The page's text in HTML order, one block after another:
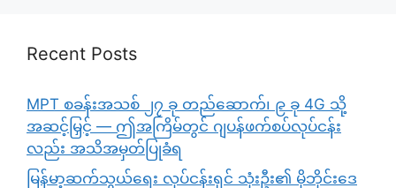
Recent Posts
MPT စခန်းအသစ် ၂၇ ခု တည်ဆောက်၊ ၉ ခု 4G သို့
အဆင့်မြှင့် — ဤအကြိမ်တွင် ဂျပန်ဖက်စပ်လုပ်ငန်း
လည်း အသိအမှတ်ပြုခံရ
မြန်မာ့ဆက်သွယ်ရေး လုပ်ငန်းရှင် သုံးဦး၏ မိုဘိုင်းဒေ